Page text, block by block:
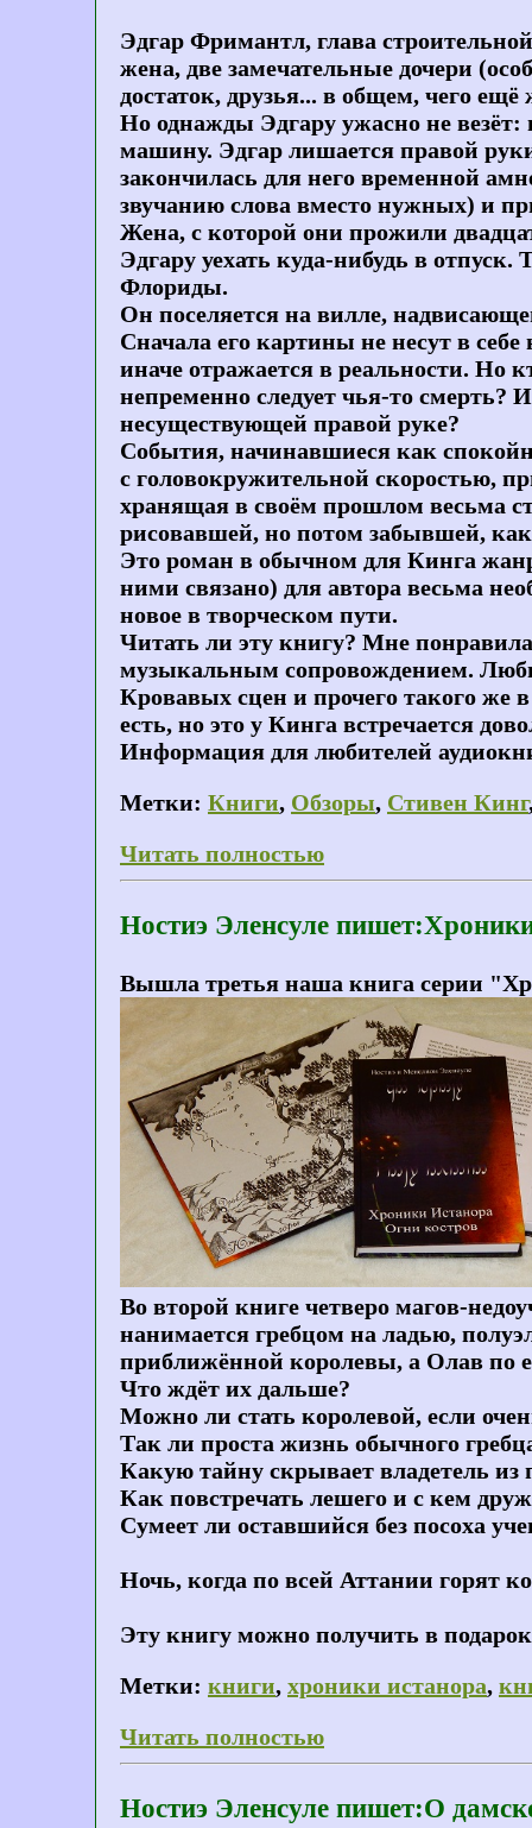
Эдгар Фримантл, глава
жена, две замечательные дочери
достаток, друзья... в общем, чего ещё
Но однажды Эдгару ужасно не везёт:
машину. Эдгар лишается правой
закончилась для него временной
звучанию слова вместо нужных) и
Жена, с которой они прожили
Эдгару уехать куда-нибудь в
Флориды.
Он поселяется на вилле,
Сначала его картины не несут в
иначе отражается в реальности. Но
непременно следует чья-то смерть?
несуществующей правой руке?
События, начинавшиеся как
с головокружительной скоростью,
хранящая в своём прошлом весьма
рисовавшей, но потом забывшей,
Это роман в обычном для Кинга
ними связано) для автора весьма
новое в творческом пути.
Читать ли эту книгу? Мне
музыкальным сопровождением.
Кровавых сцен и прочего такого же
есть, но это у Кинга встречается
Информация для любителей
Метки: Книги, Обзоры, Стивен Кинг
Читать полностью
Ностиэ Эленсуле
Вышла третья наша книга серии
Во второй книге четверо магов-
нанимается гребцом на ладью,
приближённой королевы, а Олав по
Что ждёт их дальше?
Можно ли стать королевой, если
Так ли проста жизнь обычного
Какую тайну скрывает владетель
Как повстречать лешего и с кем
Сумеет ли оставшийся без посоха
Ночь, когда по всей Аттании горят
Эту книгу можно получить в
Метки: книги, хроники истанора,
Читать полностью
Ностиэ Эленсуле пишет:О